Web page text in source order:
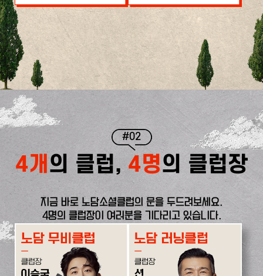
#02
4개 의 클럽, 4명의 클럽장
지금 바로 노담소셜클럽의 문을 두드려보세요.
4명의 클럽장이 여러분을 기다리고 있습니다.